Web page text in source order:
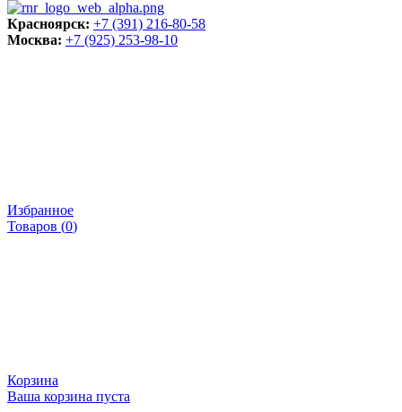
Красноярск: +7 (391) 216-80-58
Москва: +7 (925) 253-98-10
Избранное
Товаров (0)
Корзина
Ваша корзина пуста